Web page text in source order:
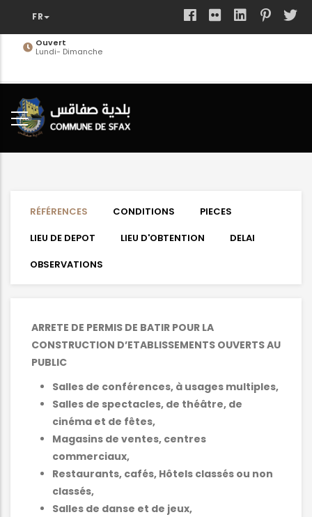
contenuOuvert
Lundi- Dimanche
RÉFÉRENCES CONDITIONS
PIECES
LIEU DE DEPOT
LIEU D'OBTENTION
DELAI
OBSERVATIONS
ARRETE DE PERMIS DE BATIR POUR LA
CONSTRUCTION D’ETABLISSEMENTS OUVERTS AU
PUBLIC
Salles de conférences, à usages multiples,
Salles de spectacles, de théâtre, de
cinéma et de fêtes,
Magasins de ventes, centres
commerciaux,
Restaurants, cafés, Hôtels classés ou non
classés,
Salles de danse et de jeux,